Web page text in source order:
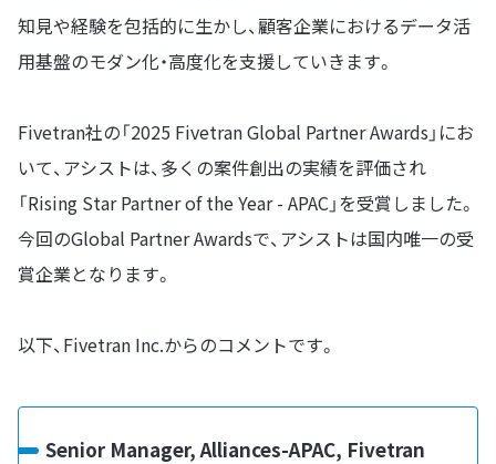
知見や経験を包括的に生かし、顧客企業におけるデータ活
用基盤のモダン化・高度化を支援していきます。
Fivetran社の「2025 Fivetran Global Partner Awards」にお
いて、アシストは、多くの案件創出の実績を評価され
「Rising Star Partner of the Year - APAC」を受賞しました。
今回のGlobal Partner Awardsで、アシストは国内唯一の受
賞企業となります。
以下、Fivetran Inc.からのコメントです。
Senior Manager, Alliances-APAC, Fivetran